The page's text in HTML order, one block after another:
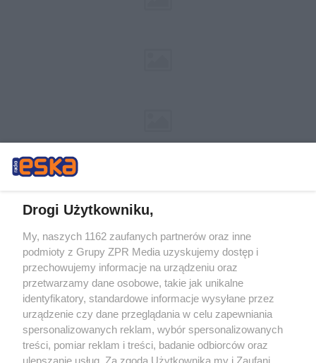
Żaden utwór zamieszczony w serwisie nie może być powielany i
rozpowszechniany lub dalej rozpowszechniany w jakikolwiek sposób (w
tym także elektroniczny lub mechaniczny) na jakimkolwiek polu
eksploatacji w jakiejkolwiek formie, włącznie z umieszczaniem w Internecie
bez pisemnej zgody właściciela praw. Jakiekolwiek użycie lub
wykorzystanie utworów w całości lub w części z naruszeniem prawa, tzn.
bez właściwej zgody, jest zabronione pod groźbą kary i może być ścigane
prawnie.
Drogi Użytkowniku,
My, naszych 1162 zaufanych partnerów oraz inne
podmioty z Grupy ZPR Media uzyskujemy dostęp i
przechowujemy informacje na urządzeniu oraz
przetwarzamy dane osobowe, takie jak unikalne
identyfikatory, standardowe informacje wysyłane przez
urządzenie czy dane przeglądania w celu zapewniania
spersonalizowanych reklam, wybór spersonalizowanych
treści, pomiar reklam i treści, badanie odbiorców oraz
ulepszanie usług. Za zgodą Użytkownika my i Zaufani